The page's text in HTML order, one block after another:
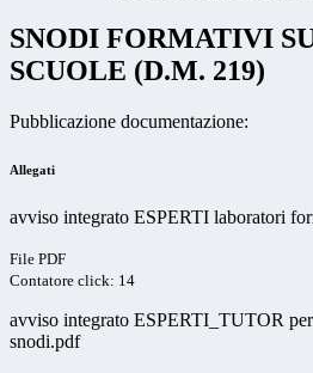
SNODI FORMATIVI
SCUOLE (D.M. 219)
Pubblicazione documentazione:
Allegati
avviso integrato ESPERTI laboratori
File PDF
Contatore click: 14
avviso integrato ESPERTI_TUTOR
snodi.pdf